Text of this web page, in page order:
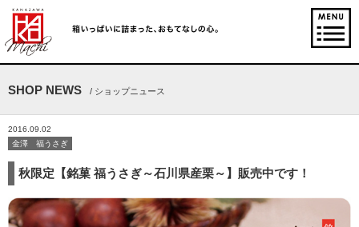
SHOP NEWS / ショップニュース
2016.09.02
金澤 福うさぎ
秋限定【銘菓 福うさぎ～石川県産栗～】販売中です！